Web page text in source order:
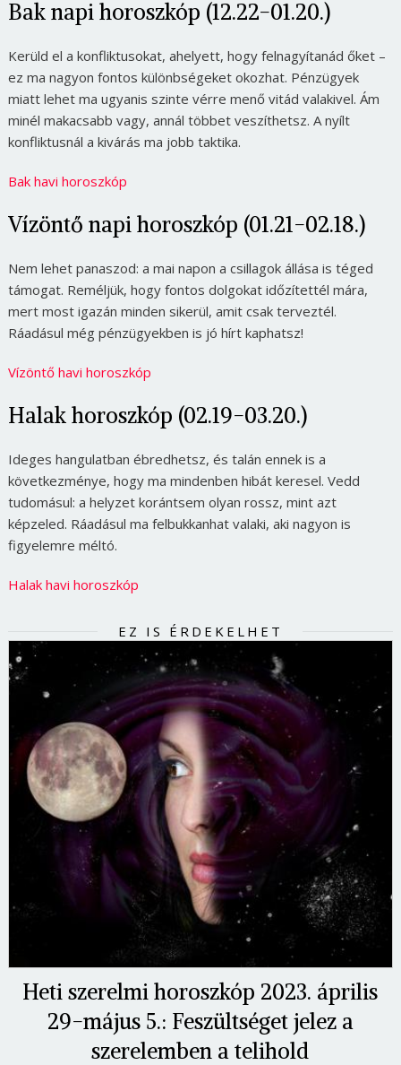
Bak napi horoszkóp (12.22-01.20.)
Kerüld el a konfliktusokat, ahelyett, hogy felnagyítanád őket –
ez ma nagyon fontos különbségeket okozhat. Pénzügyek
miatt lehet ma ugyanis szinte vérre menő vitád valakivel. Ám
minél makacsabb vagy, annál többet veszíthetsz. A nyílt
konfliktusnál a kivárás ma jobb taktika.
Bak havi horoszkóp
Vízöntő napi horoszkóp (01.21-02.18.)
Nem lehet panaszod: a mai napon a csillagok állása is téged
támogat. Reméljük, hogy fontos dolgokat időzítettél mára,
mert most igazán minden sikerül, amit csak terveztél.
Ráadásul még pénzügyekben is jó hírt kaphatsz!
Vízöntő havi horoszkóp
Halak horoszkóp (02.19-03.20.)
Ideges hangulatban ébredhetsz, és talán ennek is a
következménye, hogy ma mindenben hibát keresel. Vedd
tudomásul: a helyzet korántsem olyan rossz, mint azt
képzeled. Ráadásul ma felbukkanhat valaki, aki nagyon is
figyelemre méltó.
Halak havi horoszkóp
EZ IS ÉRDEKELHET
Heti szerelmi horoszkóp 2023. április
29-május 5.: Feszültséget jelez a
szerelemben a telihold